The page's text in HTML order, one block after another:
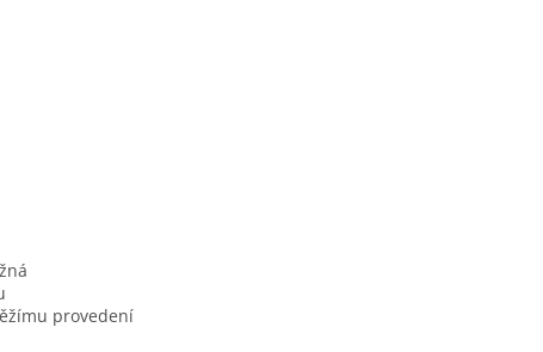
provedení